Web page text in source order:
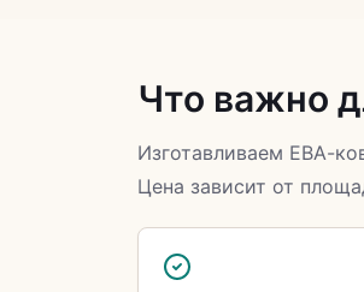
Что важно
Изготавливаем ЕВА-
Цена зависит от